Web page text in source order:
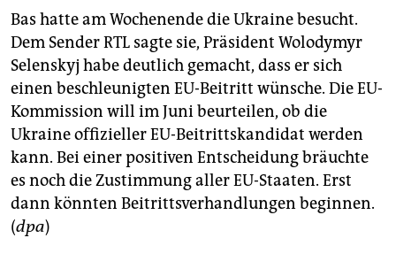
Bas hatte am Wochenende die Ukraine besucht.
Dem Sender RTL sagte sie, Präsident Wolodymyr
Selenskyj habe deutlich gemacht, dass er sich
einen beschleunigten EU-Beitritt wünsche. Die EU-
Kommission will im Juni beurteilen, ob die
Ukraine offizieller EU-Beitrittskandidat werden
kann. Bei einer positiven Entscheidung bräuchte
es noch die Zustimmung aller EU-Staaten. Erst
dann könnten Beitrittsverhandlungen beginnen.
(dpa)